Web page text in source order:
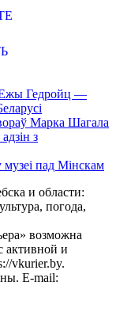
Ежы Гедройц —
Марка Шагала
з
пад Мінскам
и области:
погода,
возможна
активной и
vkurier.by.
E-mail: